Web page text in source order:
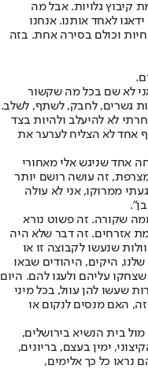
גלויות. אבל מה
לאחד אותנו. אנחנו
וכולם בסירה אחת. בזה
לא שם בכל מה שקשור
גשרים, לחבק, לשתף, לשלב.
לא להיעלב ולהיות בצד
אחד לא הצליח לערער את
אחד שניגש אלי מאחורי
זה עושה רושם יותר
ממרוקו, אני לא עולה
שקורה. זה פשוט נורא
אזרחים. זה דבר שלא היה
שנעשו לקבוצה זו או
היקים, היהודים שבאו
עליהם ולעגו להם. היום
שעשו להן עוול, בכל מיני
האם מנסים לנקום או
בית הנשיא בירושלים,
ימין בעצם, בריונים,
נראו כל כך אלימים,